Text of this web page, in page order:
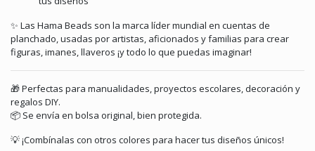
✨ Las Hama Beads son la marca líder mundial en cuentas de
planchado, usadas por artistas, aficionados y familias para crear
figuras, imanes, llaveros ¡y todo lo que puedas imaginar!
🎁 Perfectas para manualidades, proyectos escolares, decoración y
regalos DIY.
📦 Se envía en bolsa original, bien protegida.
💡 ¡Combínalas con otros colores para hacer tus diseños únicos!